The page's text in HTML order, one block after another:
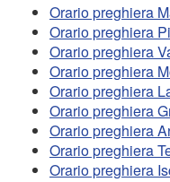
Orario preghiera
Orario preghiera
Orario preghiera
Orario preghiera
Orario preghiera
Orario preghiera
Orario preghiera
Orario preghiera
Orario preghiera